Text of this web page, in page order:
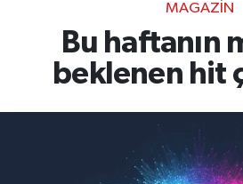
MAGAZİN
Bu haftanın
beklenen hit
Son Dakika Haberleri
Haber Arşivi